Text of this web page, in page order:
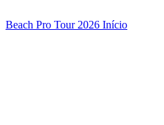
Beach Pro Tour 2026 Início